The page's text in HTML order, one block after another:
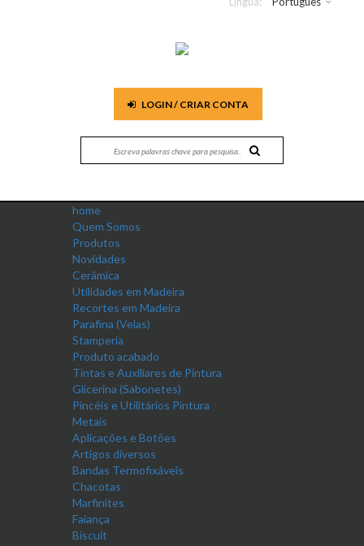
LOGIN / CRIAR CONTA
home
Quem Somos
Produtos
Novidades
Cerâmica
Utilidades em Madeira
Recortes em Madeira
Parafina (Velas)
Stamperia
Produto acabado
Tintas e Auxiliares de Pintura
Glicerina (Sabonetes)
Pincéis e Utilitários Pintura
Metais
Aplicações e Botões
Artigos diversos
Bandas Termofixáveis
Chacotas
Marfinites
Faiança
Biscuit